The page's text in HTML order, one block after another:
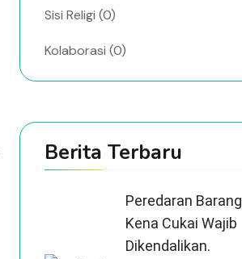
Sisi Religi (0)
Kolaborasi (0)
Berita Terbaru
Peredaran Barang
Kena Cukai Wajib
Dikendalikan.